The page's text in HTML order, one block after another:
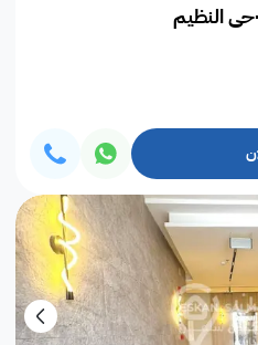
حي النظيم